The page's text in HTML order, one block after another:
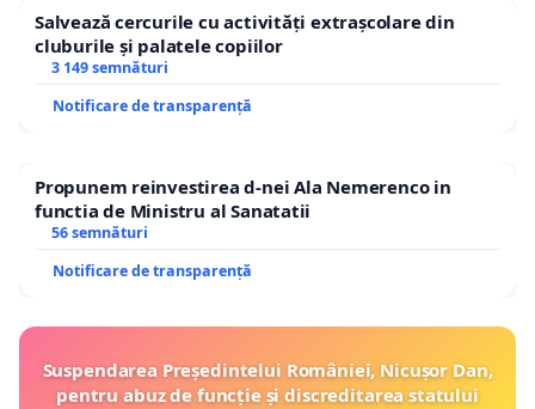
Salvează cercurile cu activități extrașcolare din
cluburile și palatele copiilor
3 149 semnături
Notificare de transparență
Propunem reinvestirea d-nei Ala Nemerenco in
functia de Ministru al Sanatatii
56 semnături
Notificare de transparență
Suspendarea Președintelui României, Nicușor Dan,
pentru abuz de funcție și discreditarea statului